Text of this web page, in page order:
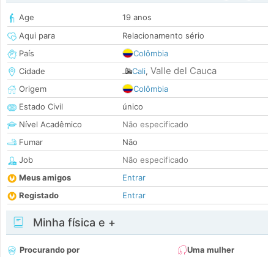
Age
19 anos
Aqui para
Relacionamento sério
País
Colômbia
Cidade
Cali, Valle del Cauca
Origem
Colômbia
Estado Civil
único
Nível Acadêmico
Não especificado
Fumar
Não
Job
Não especificado
Meus amigos
Entrar
Registado
Entrar
Minha física e +
Procurando por
Uma mulher